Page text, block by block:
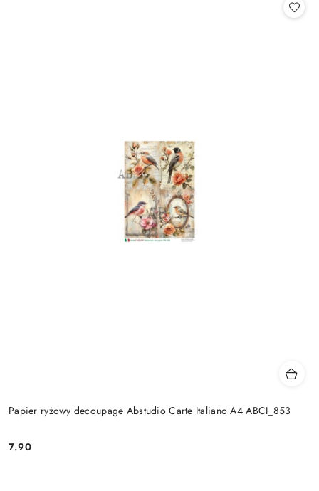
Papier ryżowy decoupage Abstudio Carte Italiano A4 ABCI_853
Cena:
7.90